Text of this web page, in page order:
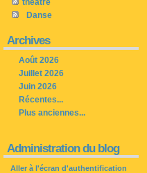
theatre
Danse
Archives
Août 2026
Juillet 2026
Juin 2026
Récentes...
Plus anciennes...
Administration du blog
Aller à l'écran d'authentification